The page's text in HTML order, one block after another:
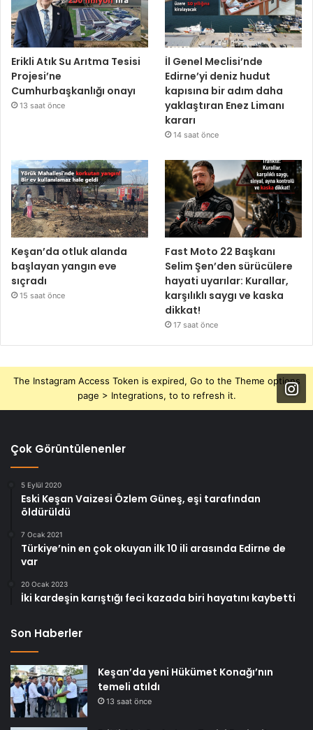
Erikli Atık Su Arıtma Tesisi
Projesi’ne
Cumhurbaşkanlığı onayı
13 saat önce
İl Genel Meclisi’nde
Edirne’yi deniz hudut
kapısına bir adım daha
yaklaştıran Enez Limanı
kararı
14 saat önce
Keşan’da otluk alanda
başlayan yangın eve
sıçradı
15 saat önce
Fast Moto 22 Başkanı
Selim Şen’den sürücülere
hayati uyarılar: Kurallar,
karşılıklı saygı ve kaska
dikkat!
17 saat önce
The Instagram Access Token is expired, Go to the Theme options
page > Integrations, to to refresh it.
Çok Görüntülenenler
5 Eylül 2020
Eski Keşan Vaizesi Özlem Güneş, eşi tarafından
öldürüldü
7 Ocak 2021
Türkiye’nin en çok okuyan ilk 10 ili arasında Edirne de
var
20 Ocak 2023
İki kardeşin karıştığı feci kazada biri hayatını kaybetti
Son Haberler
Keşan’da yeni Hükümet Konağı’nın
temeli atıldı
13 saat önce